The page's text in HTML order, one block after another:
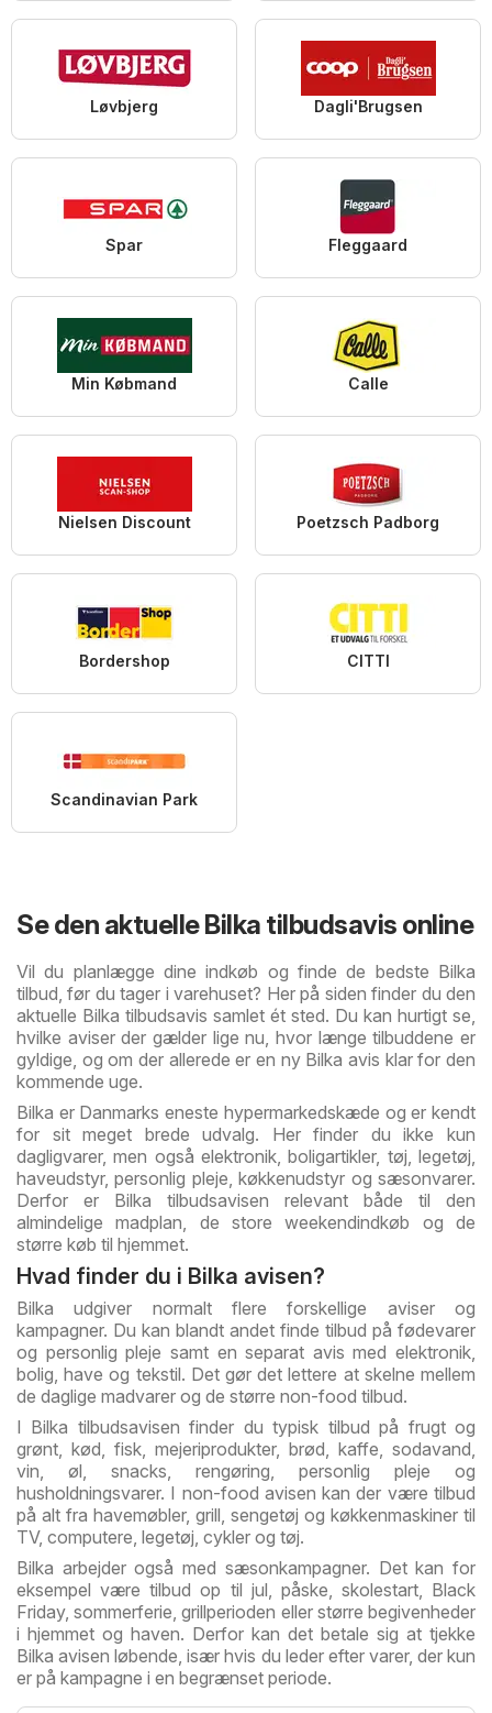
Løvbjerg Dagli'Brugsen
Spar Fleggaard
Min Købmand Calle
Nielsen Discount Poetzsch Padborg
Bordershop CITTI
Scandinavian Park
Se den aktuelle Bilka tilbudsavis online
Vil du planlægge dine indkøb og finde de bedste Bilka
tilbud, før du tager i varehuset? Her på siden finder du den
aktuelle Bilka tilbudsavis samlet ét sted. Du kan hurtigt se,
hvilke aviser der gælder lige nu, hvor længe tilbuddene er
gyldige, og om der allerede er en ny Bilka avis klar for den
kommende uge.
Bilka er Danmarks eneste hypermarkedskæde og er kendt
for sit meget brede udvalg. Her finder du ikke kun
dagligvarer, men også elektronik, boligartikler, tøj, legetøj,
haveudstyr, personlig pleje, køkkenudstyr og sæsonvarer.
Derfor er Bilka tilbudsavisen relevant både til den
almindelige madplan, de store weekendindkøb og de
større køb til hjemmet.
Hvad finder du i Bilka avisen?
Bilka udgiver normalt flere forskellige aviser og
kampagner. Du kan blandt andet finde tilbud på fødevarer
og personlig pleje samt en separat avis med elektronik,
bolig, have og tekstil. Det gør det lettere at skelne mellem
de daglige madvarer og de større non-food tilbud.
I Bilka tilbudsavisen finder du typisk tilbud på frugt og
grønt, kød, fisk, mejeriprodukter, brød, kaffe, sodavand,
vin, øl, snacks, rengøring, personlig pleje og
husholdningsvarer. I non-food avisen kan der være tilbud
på alt fra havemøbler, grill, sengetøj og køkkenmaskiner til
TV, computere, legetøj, cykler og tøj.
Bilka arbejder også med sæsonkampagner. Det kan for
eksempel være tilbud op til jul, påske, skolestart, Black
Friday, sommerferie, grillperioden eller større begivenheder
i hjemmet og haven. Derfor kan det betale sig at tjekke
Bilka avisen løbende, især hvis du leder efter varer, der kun
er på kampagne i en begrænset periode.